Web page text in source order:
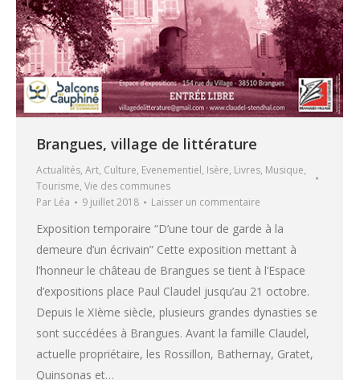
Brangues, village de littérature
Actualités, Art, Culture, Evenementiel, Isère, Livres, Musique,
Tourisme, Vie des communes
Par Léa 9 juillet 2018 Laisser un commentaire
Exposition temporaire “D’une tour de garde à la
demeure d’un écrivain” Cette exposition mettant à
l’honneur le château de Brangues se tient à l’Espace
d’expositions place Paul Claudel jusqu’au 21 octobre.
Depuis le XIème siècle, plusieurs grandes dynasties se
sont succédées à Brangues. Avant la famille Claudel,
actuelle propriétaire, les Rossillon, Bathernay, Gratet,
Quinsonas et…